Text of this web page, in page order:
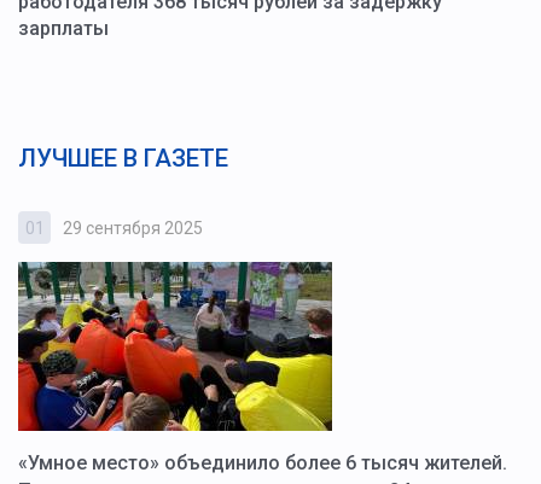
зарплаты
ЛУЧШЕЕ В ГАЗЕТЕ
01 29 сентября 2025
«Умное место» объединило более 6 тысяч жителей.